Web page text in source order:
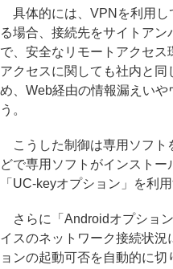
具体的には、VPNを利用し
る場合、接続先をサイトア
で、安全なリモートアクセ
アクセスに関しても社内と
め、Web経由の情報漏えい
う。
こうした制御は専用ソフト
どで専用ソフトがインスト
「UC-keyオプション」を利用
さらに「Androidオプショ
イスのネットワーク接続状
ョンの起動可否を自動的に